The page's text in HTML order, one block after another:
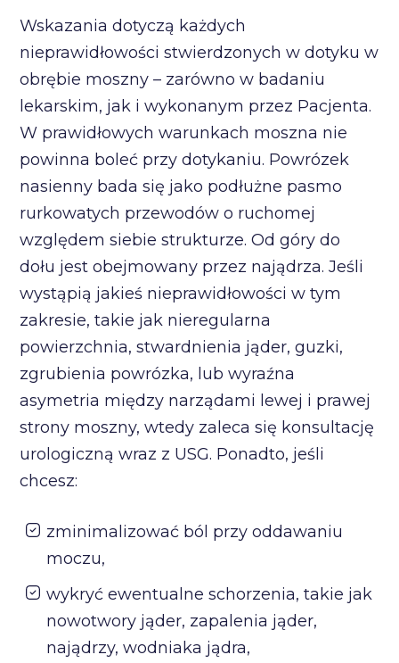
Wskazania dotyczą każdych
nieprawidłowości stwierdzonych w dotyku w
obrębie moszny – zarówno w badaniu
lekarskim, jak i wykonanym przez Pacjenta.
W prawidłowych warunkach moszna nie
powinna boleć przy dotykaniu. Powrózek
nasienny bada się jako podłużne pasmo
rurkowatych przewodów o ruchomej
względem siebie strukturze. Od góry do
dołu jest obejmowany przez najądrza. Jeśli
wystąpią jakieś nieprawidłowości w tym
zakresie, takie jak nieregularna
powierzchnia, stwardnienia jąder, guzki,
zgrubienia powrózka, lub wyraźna
asymetria między narządami lewej i prawej
strony moszny, wtedy zaleca się konsultację
urologiczną wraz z USG. Ponadto, jeśli
chcesz:
zminimalizować ból przy oddawaniu
moczu,
wykryć ewentualne schorzenia, takie jak
nowotwory jąder, zapalenia jąder,
najądrzy, wodniaka jądra,